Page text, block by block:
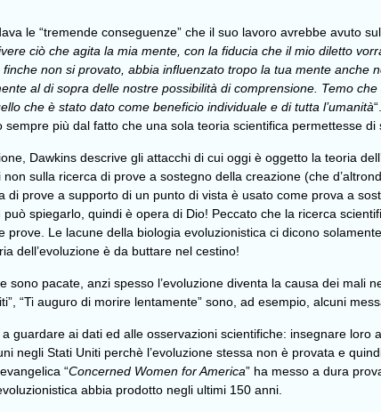
le “tremende conseguenze” che il suo lavoro avrebbe avuto
ciò che agita la mia mente, con la fiducia che il mio diletto
non si provato, abbia influenzato tropo la tua mente anche
al di sopra delle nostre possibilità di comprensione. Temo
che è stato dato come beneficio individuale e di tutta l’umanità
più dal fatto che una sola teoria scientifica permettesse di
Dawkins descrive gli attacchi di cui oggi è oggetto la teoria
non sulla ricerca di prove a sostegno della creazione (che
di prove a supporto di un punto di vista è usato come prova a
spiegarlo, quindi è opera di Dio! Peccato che la ricerca
prove. Le lacune della biologia evoluzionistica ci dicono
dell’evoluzione è da buttare nel cestino!
sono pacate, anzi spesso l’evoluzione diventa la causa dei mali
“Ti auguro di morire lentamente” sono, ad esempio, alcuni
guardare ai dati ed alle osservazioni scientifiche: insegnare
negli Stati Uniti perchè l’evoluzione stessa non è provata e
“Concerned Women for America” ha messo a dura
abbia prodotto negli ultimi 150 anni.